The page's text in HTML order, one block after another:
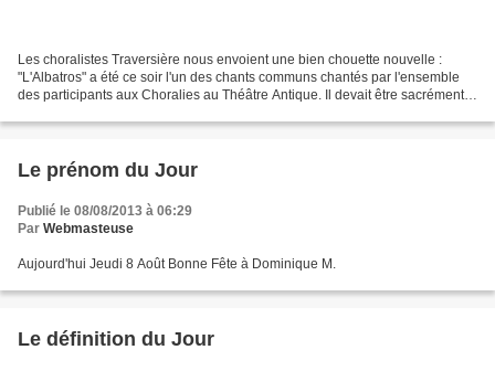
Les choralistes Traversière nous envoient une bien chouette nouvelle :
"L'Albatros" a été ce soir l'un des chants communs chantés par l'ensemble
des participants aux Choralies au Théâtre Antique. Il devait être sacrément
Le prénom du Jour
Publié le 08/08/2013 à 06:29
Par Webmasteuse
Aujourd'hui Jeudi 8 Août Bonne Fête à Dominique M.
Le définition du Jour